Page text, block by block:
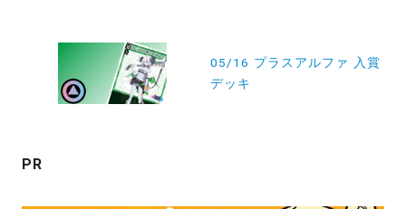
ン
05/16 プラスアルファ 入賞
デッキ
PR